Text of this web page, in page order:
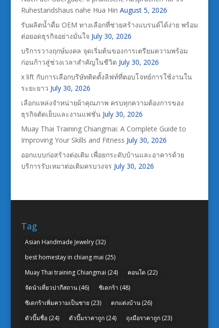
Ruhestandshaus nahe Hua Hin August 5, 2026
รับผลิตน้ำดื่ม OEM ทางเลือกที่ช่วยสร้างแบรนด์ได้ง่าย พร้อม
ต่อยอดธุรกิจอย่างมั่นใจ July 30, 2026
บริการวางฤกษ์มงคล จุดเริ่มต้นของการเตรียมความพร้อม
ก่อนก้าวสู่ช่วงเวลาสำคัญในชีวิต July 30, 2026
x lift กับการเลือกบริษัทติดตั้งลิฟท์ที่ตอบโจทย์การใช้งานใน
ระยะยาว July 30, 2026
เลือกแหล่งจำหน่ายผ้าคุณภาพ ครบทุกความต้องการของ
ธุรกิจตัดเย็บและงานแฟชั่น July 30, 2026
Muay Thai Training Chiangmai: A Complete Guide to
Improving Your Skills and Fitness July 30, 2026
ออกแบบก่อสร้างต่อเติม เพื่อยกระดับบ้านและอาคารด้วย
บริการรับเหมาต่อเติมครบวงจร July 30, 2026
Tag
Asian Handmade Jewelry(32)
best homestay in chiang mai (25)
Muay Thai training Chiangmai (24) คอนโด (22)
จัดนำเที่ยวปากีสถาน(46) ซิเดกร้า (48)
ซิเดกร้าเพิ่มความเป็นชาย (23) ตกแต่งบ้าน(26)
ตัวปั๊มชื่อ(24) ตัวปั๊มราคาถูก(24) ถุงมือราคาถูก(23)